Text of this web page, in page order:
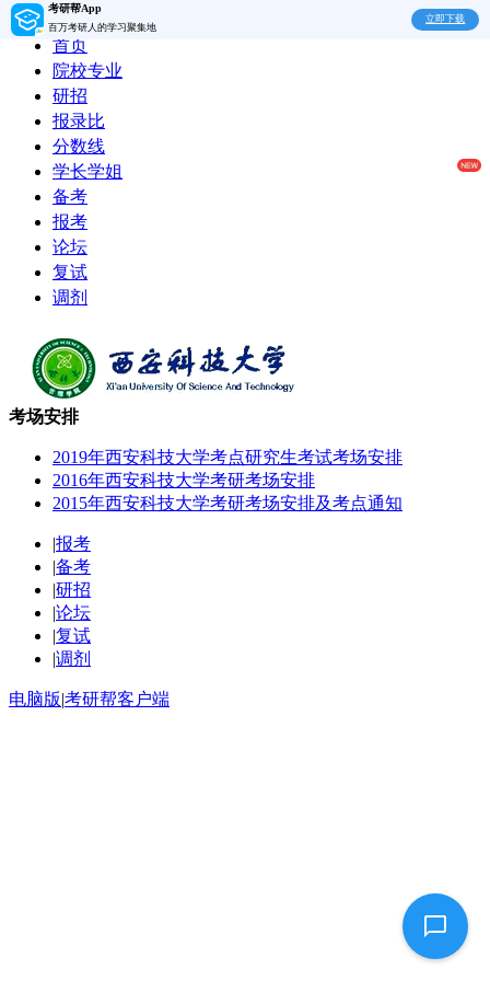
考研帮App
百万考研人的学习聚集地
立即下载
首页
院校专业
研招
报录比
分数线
学长学姐
备考
报考
论坛
复试
调剂
考场安排
2019年西安科技大学考点研究生考试考场安排
2016年西安科技大学考研考场安排
2015年西安科技大学考研考场安排及考点通知
|报考
|备考
|研招
|论坛
|复试
|调剂
电脑版|考研帮客户端